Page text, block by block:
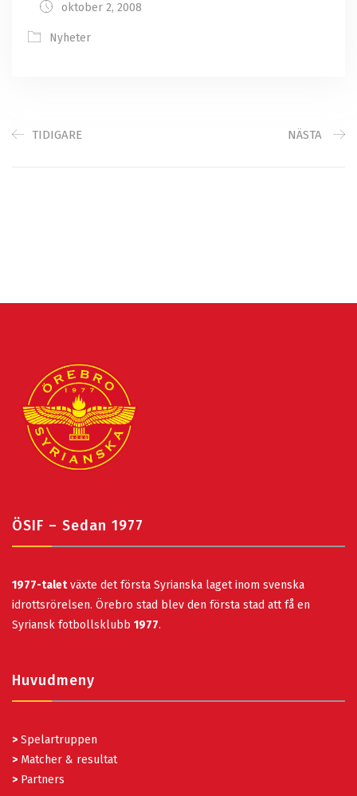
oktober 2, 2008
Nyheter
TIDIGARE NÄSTA
ÖSIF – Sedan 1977
1977-taletväxte det första Syrianska laget inom svenska
idrottsrörelsen. Örebro stad blev den första stad att få en
Syriansk fotbollsklubb 1977.
Huvudmeny
> Spelartruppen
> Matcher & resultat
> Partners